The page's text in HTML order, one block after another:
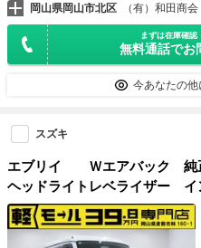
岡山県岡山市北区 （有）和田商会
まずは在庫確認
無料通話でお
今あなたの他
スズキ
エブリイ Ｗエアバック 純
ヘッドライトレベライザー イ